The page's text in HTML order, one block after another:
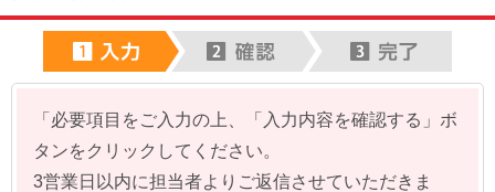
「必要項目をご入力の上、「入力内容を確認する」ボ
タンをクリックしてください。
3営業日以内に担当者よりご返信させていただきま